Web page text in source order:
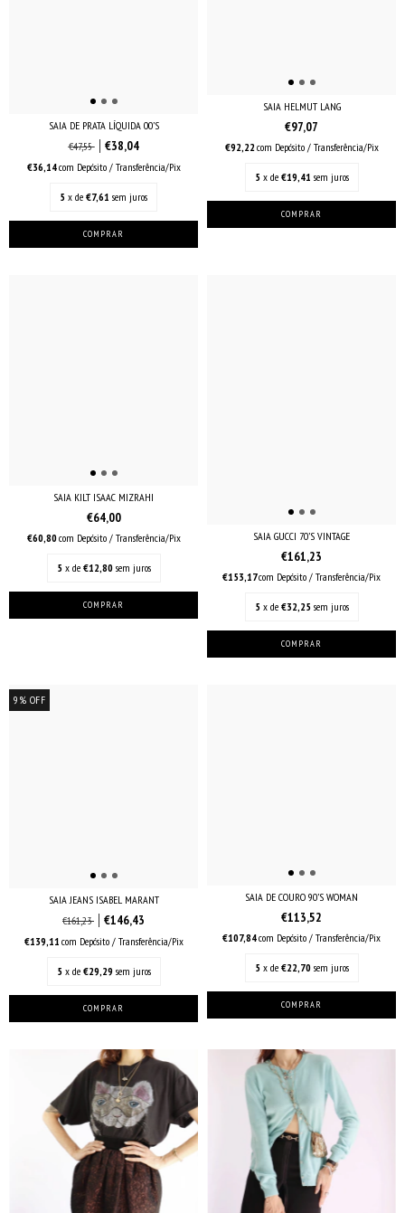
SAIA DE PRATA LÍQUIDA 00’S
€47,55
€38,04
€36,14com Depósito / Transferência/Pix
5 x de €7,61 sem juros
SAIA HELMUT LANG
€97,07
€92,22com Depósito / Transferência/Pix
5 x de €19,41 sem juros
SAIA KILT ISAAC MIZRAHI
€64,00
€60,80com Depósito / Transferência/Pix
5 x de €12,80 sem juros
SAIA GUCCI 70’S VINTAGE
€161,23
€153,17com Depósito / Transferência/Pix
5 x de €32,25 sem juros
9 % OFF
SAIA JEANS ISABEL MARANT
€161,23
€146,43
€139,11 com Depósito / Transferência/Pix
5 x de €29,29 sem juros
SAIA DE COURO 90’S WOMAN
€113,52
€107,84com Depósito / Transferência/Pix
5 x de €22,70 sem juros